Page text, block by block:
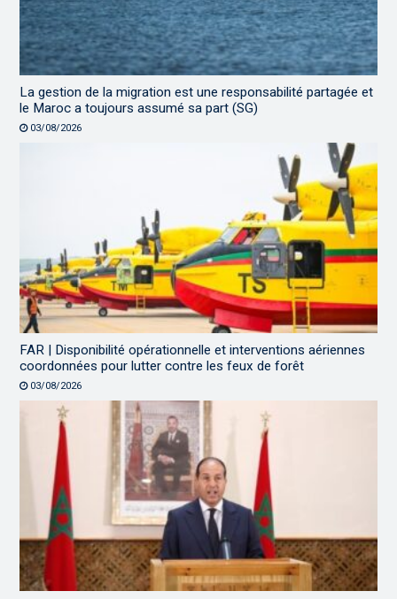
La gestion de la migration est une responsabilité partagée et
le Maroc a toujours assumé sa part (SG)
03/08/2026
FAR | Disponibilité opérationnelle et interventions aériennes
coordonnées pour lutter contre les feux de forêt
03/08/2026